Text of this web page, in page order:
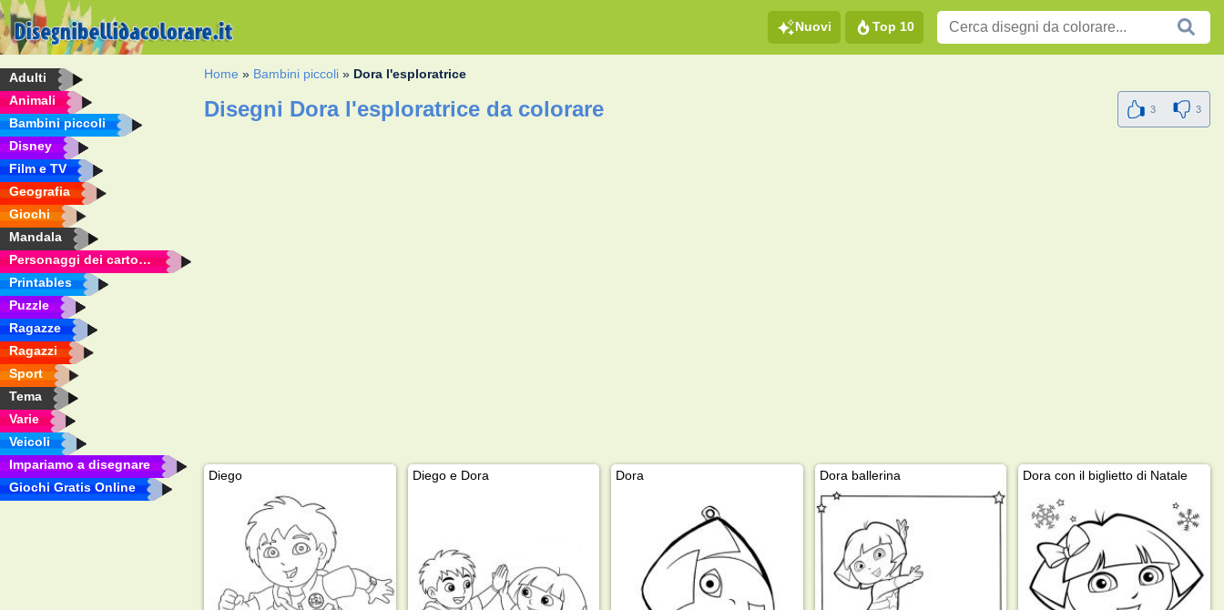
Nuovi Top 10
Adulti
Animali
Bambini piccoli
Disney
Film e TV
Geografia
Giochi
Mandala
Personaggi dei cartoni animati
Printables
Puzzle
Ragazze
Ragazzi
Sport
Tema
Varie
Veicoli
Impariamo a disegnare
Giochi Gratis Online
Home » Bambini piccoli » Dora l'esploratrice
Disegni Dora l'esploratrice da colorare 3 3
Diego Diego e Dora Dora Dora ballerina Dora con il biglietto di Natale